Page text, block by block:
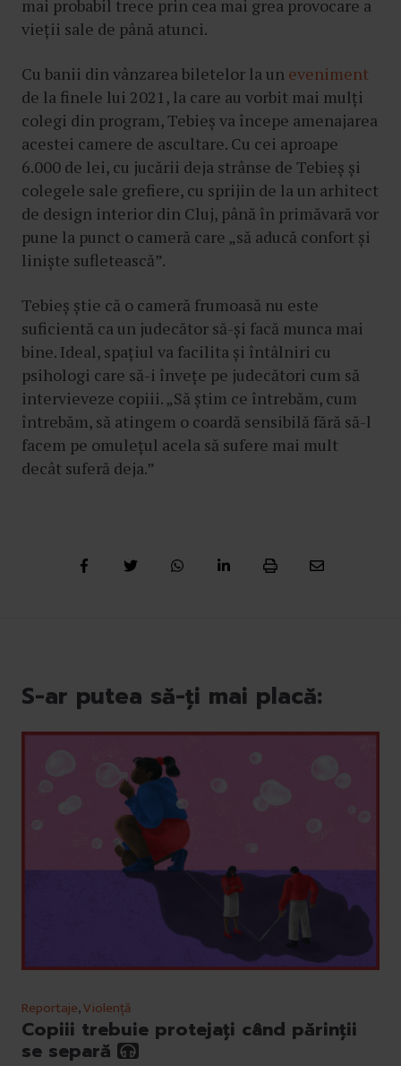
mai probabil trece prin cea mai grea provocare a
vieții sale de până atunci.
Cu banii din vânzarea biletelor la un eveniment
de la finele lui 2021, la care au vorbit mai mulți
colegi din program, Tebieș va începe amenajarea
acestei camere de ascultare. Cu cei aproape
6.000 de lei, cu jucării deja strânse de Tebieș și
colegele sale grefiere, cu sprijin de la un arhitect
de design interior din Cluj, până în primăvară vor
pune la punct o cameră care „să aducă confort și
liniște sufletească”.
Tebieș știe că o cameră frumoasă nu este
suficientă ca un judecător să-și facă munca mai
bine. Ideal, spațiul va facilita și întâlniri cu
psihologi care să-i învețe pe judecători cum să
intervieveze copiii. „Să știm ce întrebăm, cum
întrebăm, să atingem o coardă sensibilă fără să-l
facem pe omulețul acela să sufere mai mult
decât suferă deja.”
S-ar putea să-ți mai placă:
Reportaje,Violență
Copiii trebuie protejați când părinții
se separă